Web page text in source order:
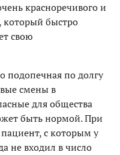
красноречивого и
который быстро
свою
подопечная по долгу
смены в
для общества
быть нормой. При
с которым у
не входил в число